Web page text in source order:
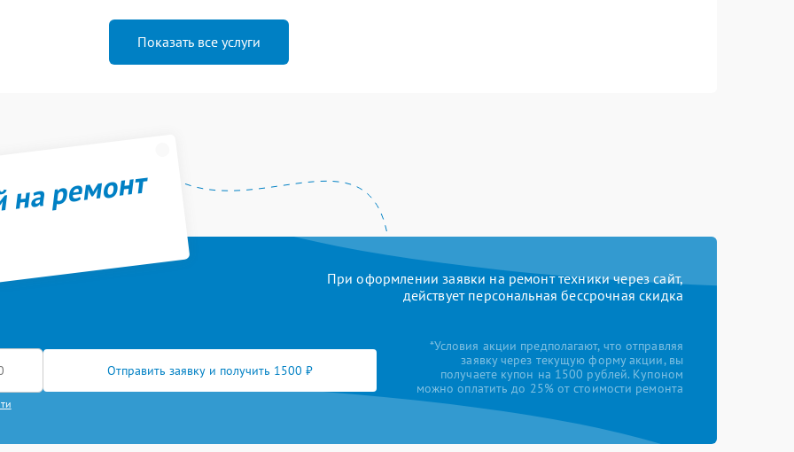
Показать все услуги
ремонт
При оформлении заявки на ремонт техники через сайт,
действует персональная бессрочная скидка
Отправить заявку и получить 1500 ₽
*Условия акции предполагают, что отправляя
заявку через текущую форму акции, вы
получаете купон на 1500 рублей. Купоном
можно оплатить до 25% от стоимости ремонта